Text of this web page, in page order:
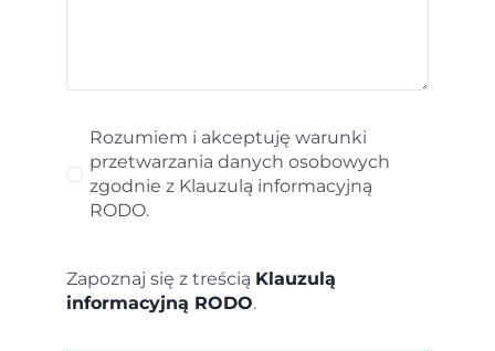
Rozumiem i akceptuję warunki
przetwarzania danych osobowych
zgodnie z Klauzulą informacyjną
RODO.
Zapoznaj się z treścią Klauzulą
informacyjną RODO.